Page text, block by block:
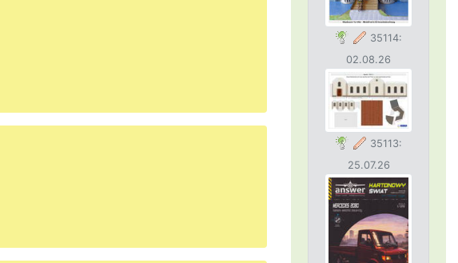
35114:
02.08.26
35113:
25.07.26